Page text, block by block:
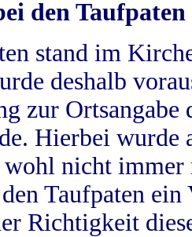
den Taufpaten
stand im
deshalb
zur
Hierbei wurde
wohl nicht
Taufpaten
Richtigkeit